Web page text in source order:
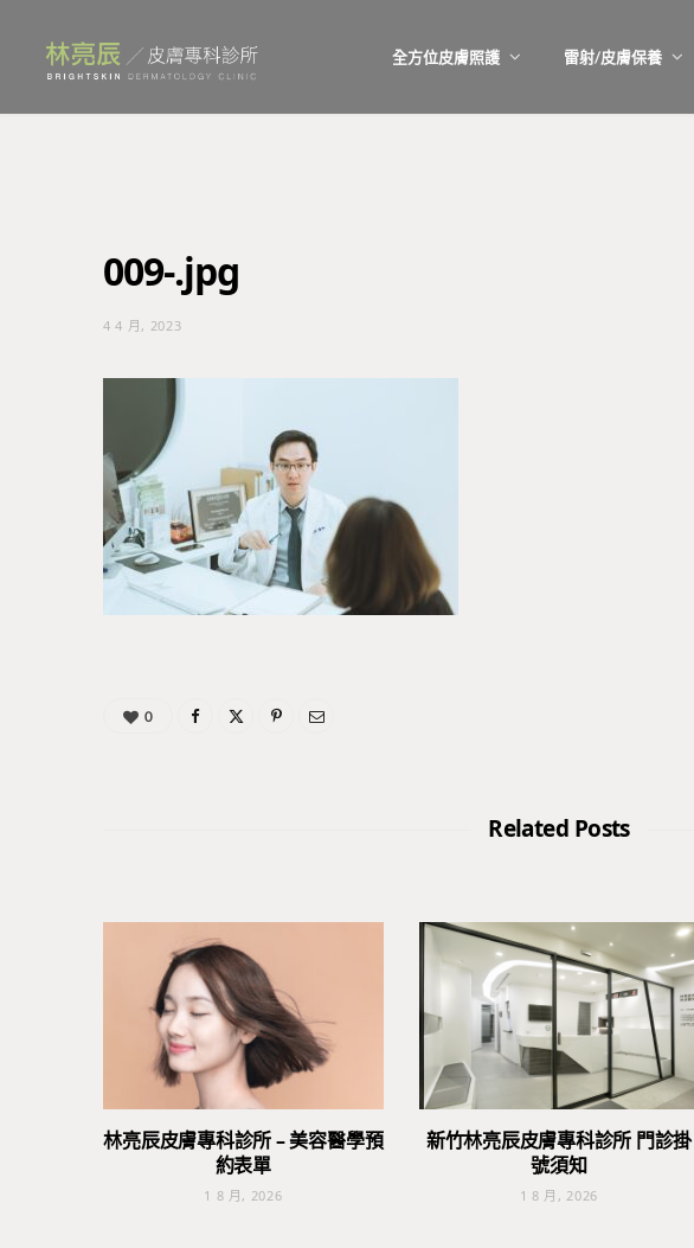
全方位皮膚照護 雷射/皮膚保養
009-.jpg
4 4 月, 2023
0
Related Posts
林亮辰皮膚專科診所 – 美容醫學預
約表單
1 8 月, 2026
新竹林亮辰皮膚專科診所 門診掛
號須知
1 8 月, 2026